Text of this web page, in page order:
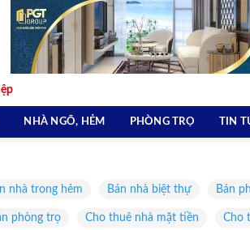
NHÀ NGÕ, HẺM PHÒNG TRỌ TIN
nhà trong hẻm Bán nhà biệt thự Bán
phòng trọ Cho thuê nhà mặt tiền Cho